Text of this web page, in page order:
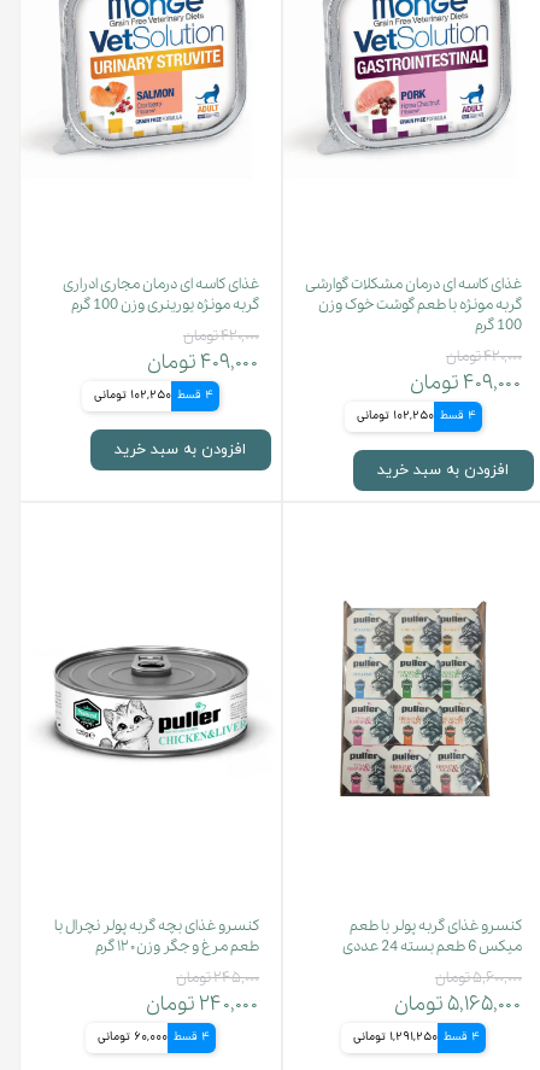
غذای کاسه ای درمان مشکلات گوارشی
گربه مونژه با طعم گوشت خوک وزن
100 گرم
۴۲۰,۰۰۰ تومان
۴۰۹,۰۰۰ تومان
4 قسط 102,250 تومانی
افزودن به سبد خرید
غذای کاسه ای درمان مجاری ادراری
گربه مونژه یورینری وزن 100 گرم
۴۲۰,۰۰۰ تومان
۴۰۹,۰۰۰ تومان
4 قسط 102,250 تومانی
افزودن به سبد خرید
کنسرو غذای گربه پولر با طعم
میکس 6 طعم بسته 24 عددی
۵,۶۰۰,۰۰۰ تومان
۵,۱۶۵,۰۰۰ تومان
4 قسط 1,291,250 تومانی
کنسرو غذای بچه گربه پولر نچرال با
طعم مرغ و جگر وزن ۱۲۰ گرم
۲۴۵,۰۰۰ تومان
۲۴۰,۰۰۰ تومان
4 قسط 60,000 تومانی